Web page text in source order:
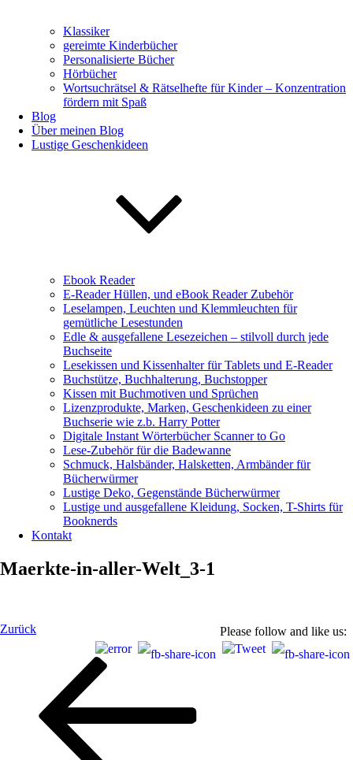
Klassiker
gereimte Kinderbücher
Personalisierte Bücher
Hörbücher
Wortsuchrätsel & Rätselhefte für Kinder – Konzentration
fördern mit Spaß
Blog
Über meinen Blog
Lustige Geschenkideen
Ebook Reader
E-Reader Hüllen, und eBook Reader Zubehör
Leselampen, Leuchten und Klemmleuchten für
gemütliche Lesestunden
Edle & ausgefallene Lesezeichen – stilvoll durch jede
Buchseite
Lesekissen und Kissenhalter für Tablets und E-Reader
Buchstütze, Buchhalterung, Buchstopper
Kissen mit Buchmotiven und Sprüchen
Lizenzprodukte, Marken, Geschenkideen zu einer
Buchserie wie z.b. Harry Potter
Digitale Instant Wörterbücher Scanner to Go
Lese-Zubehör für die Badewanne
Schmuck, Halsbänder, Halsketten, Armbänder für
Bücherwürmer
Lustige Deko, Gegenstände Bücherwürmer
Lustige und ausgefallene Kleidung, Socken, T-Shirts für
Booknerds
Kontakt
Maerkte-in-aller-Welt_3-1
Please follow and like us:
Beitragsnavigation
Vorheriger
Zurück